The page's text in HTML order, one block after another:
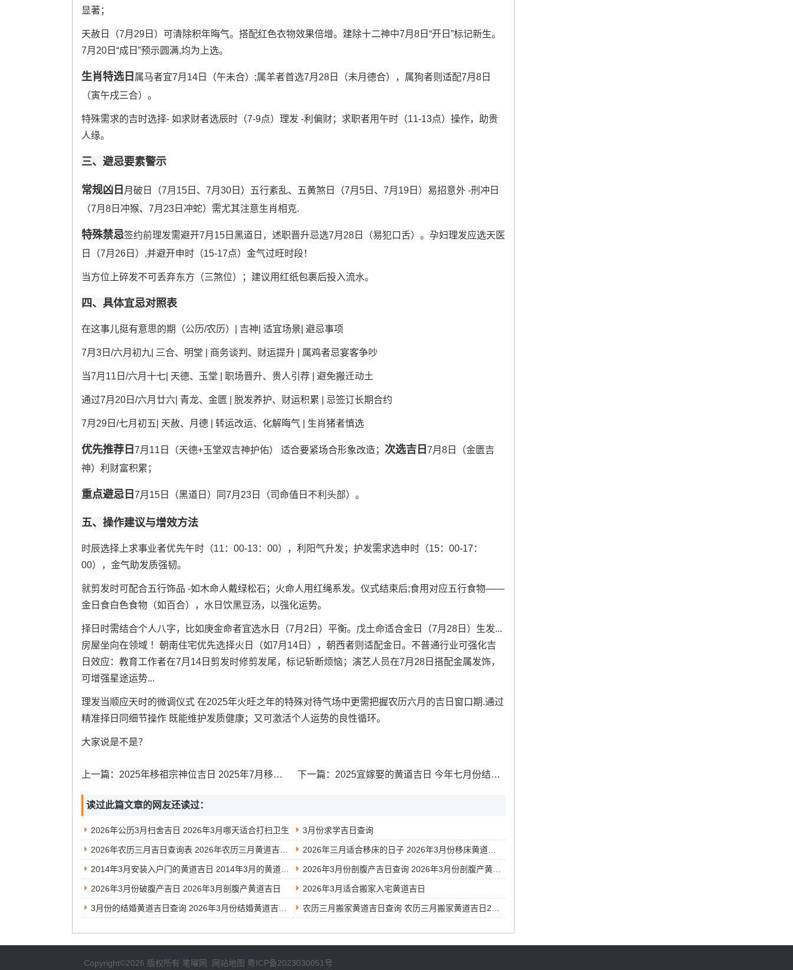
显著；
天赦日（7月29日）可清除积年晦气。搭配红色衣物效果倍增。建除十二神中7月8日“开日”标记新生。
7月20日“成日”预示圆满,均为上选。
生肖特选日 属马者宜7月14日（午未合）;属羊者首选7月28日（未月德合），属狗者则适配7月8日
（寅午戌三合）。
特殊需求的吉时选择- 如求财者选辰时（7-9点）理发 -利偏财；求职者用午时（11-13点）操作，助贵
人缘。
三、避忌要素警示
常规凶日 月破日（7月15日、7月30日）五行紊乱、五黄煞日（7月5日、7月19日）易招意外 -刑冲日
（7月8日冲猴、7月23日冲蛇）需尤其注意生肖相克.
特殊禁忌签约前理发需避开7月15日黑道日，述职晋升忌选7月28日（易犯口舌）。孕妇理发应选天医
日（7月26日）,并避开申时（15-17点）金气过旺时段！
当方位上碎发不可丢弃东方（三煞位）；建议用红纸包裹后投入流水。
四、具体宜忌对照表
在这事儿挺有意思的期（公历/农历）| 吉神| 适宜场景| 避忌事项
7月3日/六月初九| 三合、明堂 | 商务谈判、财运提升 | 属鸡者忌宴客争吵
当7月11日/六月十七| 天德、玉堂 | 职场晋升、贵人引荐 | 避免搬迁动土
通过7月20日/六月廿六| 青龙、金匮 | 脱发养护、财运积累 | 忌签订长期合约
7月29日/七月初五| 天赦、月德 | 转运改运、化解晦气 | 生肖猪者慎选
优先推荐日 7月11日（天德+玉堂双吉神护佑） 适合要紧场合形象改造； 次选吉日 7月8日（金匮吉
神）利财富积累；
重点避忌日 7月15日（黑道日）同7月23日（司命值日不利头部）。
五、操作建议与增效方法
时辰选择上求事业者优先午时（11：00-13：00），利阳气升发；护发需求选申时（15：00-17：
00），金气助发质强韧。
就剪发时可配合五行饰品 -如木命人戴绿松石；火命人用红绳系发。仪式结束后;食用对应五行食物——
金日食白色食物（如百合），水日饮黑豆汤，以强化运势。
择日时需结合个人八字，比如庚金命者宜选水日（7月2日）平衡。戊土命适合金日（7月28日）生发...
房屋坐向在领域 ！朝南住宅优先选择火日（如7月14日），朝西者则适配金日。不普通行业可强化吉
日效应：教育工作者在7月14日剪发时修剪发尾，标记斩断烦恼；演艺人员在7月28日搭配金属发饰，
可增强星途运势...
理发当顺应天时的微调仪式 在2025年火旺之年的特殊对待气场中更需把握农历六月的吉日窗口期.通过
精准择日同细节操作 既能维护发质健康；又可激活个人运势的良性循环。
大家说是不是？
上一篇： 2025年移祖宗神位吉日 2025年7月移神位吉日表 下一篇： 2025宜嫁娶的黄道吉日 今年七月份结婚的黄道吉日
读过此篇文章的网友还读过：
2026年公历3月扫舍吉日 2026年3月哪天适合打扫卫生 3月份求学吉日查询
2014年3月安装入户门的黄道吉日 2014年3月的黄道吉日
2026年3月份破腹产吉日 2026年3月剖腹产黄道吉日 2026年3月适合搬家入宅黄道吉日
Copyright©2026 版权所有 笔曜网 网站地图 粤ICP备2023030051号